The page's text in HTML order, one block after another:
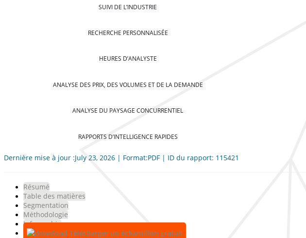
SUIVI DE L’INDUSTRIE
RECHERCHE PERSONNALISÉE
HEURES D’ANALYSTE
ANALYSE DES PRIX, DES VOLUMES ET DE LA DEMANDE
ANALYSE DU PAYSAGE CONCURRENTIEL
RAPPORTS D’INTELLIGENCE RAPIDES
Dernière mise à jour :July 23, 2026 | Format:PDF | ID du rapport: 115421
Résumé
Table des matières
Segmentation
Méthodologie
Infographie
Télécharger un échantillon gratuit